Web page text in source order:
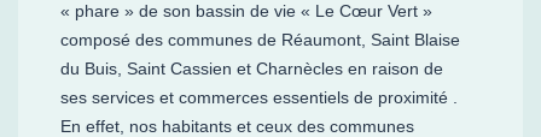
« phare » de son bassin de vie « Le Cœur Vert »
composé des communes de Réaumont, Saint Blaise
du Buis, Saint Cassien et Charnècles en raison de
ses services et commerces essentiels de proximité .
En effet, nos habitants et ceux des communes